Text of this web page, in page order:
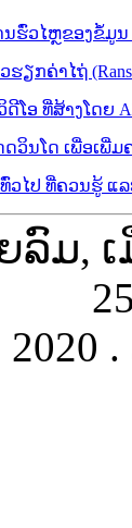
ນຮົ່ວໄຫຼຂອງຂໍ້ມູນ
ຽກຄ່າໄຖ່
ໂອ ທີ່ສ້າງໂດຍ
ວິນໂດ ເພື່ອເພີ່
ທົ່ວໄປ ທີ່ຄວນຮູ້ ແ
ລົມ,